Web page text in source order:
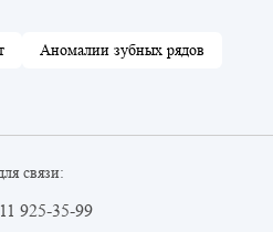
Аномалии зубных рядов
связи:
925-35-99